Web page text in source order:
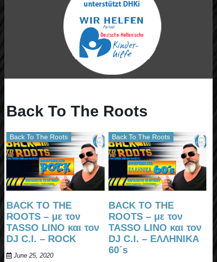
Back To The Roots
Back To The Roots
BACK TO THE
ROOTS – με τον
TASSO LINO και τον
DJ C.I. – ROCK
June 25, 2020
Back To The Roots
BACK TO THE
ROOTS – με τον
TASSO LINO και τον
DJ C.I. – ΕΛΛΗΝΙΚΑ
60´s